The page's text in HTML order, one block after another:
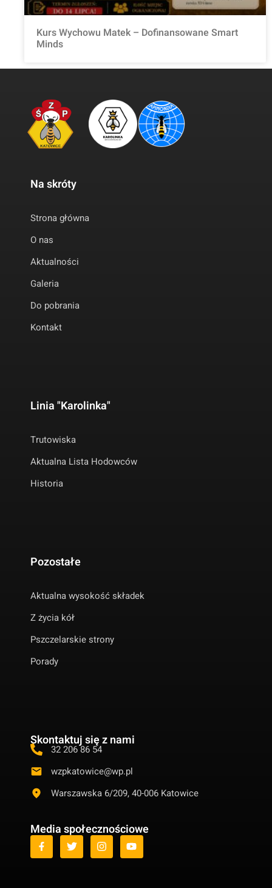
Kurs Wychowu Matek – Dofinansowane Smart
Minds
Na skróty
Strona główna
O nas
Aktualności
Galeria
Do pobrania
Kontakt
Linia "Karolinka"
Trutowiska
Aktualna Lista Hodowców
Historia
Pozostałe
Aktualna wysokość składek
Z życia kół
Pszczelarskie strony
Porady
Skontaktuj się z nami
32 206 86 54
wzpkatowice@wp.pl
Warszawska 6/209, 40-006 Katowice
Media społecznościowe